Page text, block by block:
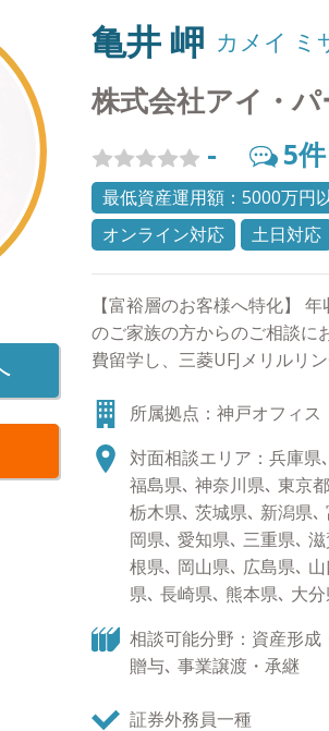
亀井 岬 カメイ ミ
株式会社アイ・
- 5件
最低資産運用額：5000万円
オンライン対応
土日対応
【富裕層のお客様へ特化】
のご家族の方からのご相談に
費留学し、三菱UFJメリルリ
そのお悩みは、資産運用、贈
に大きく分けられるかと存じ
年以上積み重ねて参りました
れからご検討されるお客様
ます。 【資産運用：ポート
オ分析では、ブルームバー
情報端末を使い、サービス
ルリンチPB証券時代に磨か
最新情報を収集しています。
いはこれから検討中の方々に
皆様からは資産を守りながら
所属拠点：神戸オフィス
対面相談エリア：兵庫県
福島県､ 神奈川県､ 東京
栃木県､ 茨城県､ 新潟県
岡県､ 愛知県､ 三重県､
根県､ 岡山県､ 広島県､
県､ 長崎県､ 熊本県､ 大
相談可能分野：資産形成
贈与､ 事業譲渡・承継
証券外務員一種